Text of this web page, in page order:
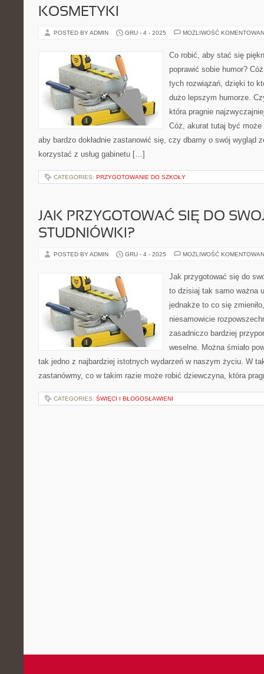
KOSMETYKI
POSTED BY ADMIN GRU - 4 - 2025 MOŻLIWOŚĆ
Co robić, aby stać się
poprawić sobie humor?
tych rozwiązań, dzięki to
dużo lepszym humorze.
która pragnie
Cóż, akurat tutaj być
aby bardzo dokładnie zastanowić się, czy dbamy o swój wygląd
korzystać z usług gabinetu […]
CATEGORIES: PRZYGOTOWANIE DO SZKOŁY
JAK PRZYGOTOWAĆ SIĘ DO
STUDNIÓWKI?
POSTED BY ADMIN GRU - 4 - 2025 MOŻLIWOŚĆ
Jak przygotować się do
to dzisiaj tak samo ważna
jednakże to co się
niesamowicie
zasadniczo bardziej
weselne. Można śmiało
tak jedno z najbardziej istotnych wydarzeń w naszym życiu. W
zastanówmy, co w takim razie może robić dziewczyna, która
CATEGORIES: ŚWIĘCI I BŁOGOSŁAWIENI